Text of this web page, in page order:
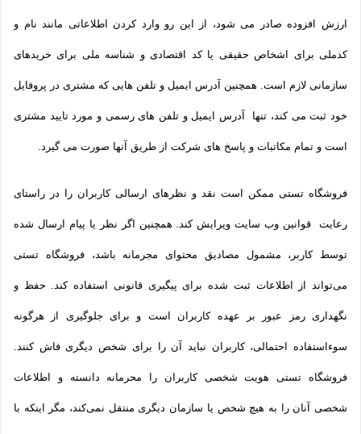
ارزش افزوده صادر می شود، از این رو وارد کردن اطلاعاتی مانند نام و
کدملی برای اشخاص حقیقی یا کد اقتصادی و شناسه ملی برای خریدهای
سازمانی لازم است. همچنین آدرس ایمیل و تلفن هایی که مشتری در پروفایل
خود ثبت می­ کند، تنها آدرس ایمیل و تلفن­ های رسمی و مورد تایید مشتری
است و تمام مکاتبات و پاسخ های شرکت از طریق آنها صورت می گیرد.
فروشگاه تستی ممکن است نقد و نظرهای ارسالی کاربران را در راستای
رعایت قوانین وب سایت ویرایش کند. همچنین اگر نظر یا پیام ارسال شده
توسط کاربر، مشمول مصادیق محتوای مجرمانه باشد، فروشگاه تستی
می‌تواند از اطلاعات ثبت شده برای پیگیری قانونی استفاده کند. حفظ و
نگهداری رمز عبور بر عهده کاربران است و برای جلوگیری از هرگونه
سوءاستفاده احتمالی، کاربران نباید آن را برای شخص دیگری فاش کنند.
فروشگاه تستی هویت شخصی کاربران را محرمانه دانسته و اطلاعات
شخصی آنان را به هیچ شخص یا سازمان دیگری منتقل نمی‌کند، مگر اینکه با